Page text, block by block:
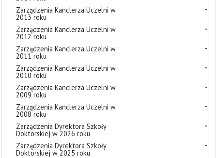
Zarządzenia Kanclerza Uczelni w
2013 roku
Zarządzenia Kanclerza Uczelni w
2012 roku
Zarządzenia Kanclerza Uczelni w
2011 roku
Zarządzenia Kanclerza Uczelni w
2010 roku
Zarządzenia Kanclerza Uczelni w
2009 roku
Zarządzenia Kanclerza Uczelni w
2008 roku
Zarządzenia Dyrektora Szkoły
Doktorskiej w 2026 roku
Zarządzenia Dyrektora Szkoły
Doktorskiej w 2025 roku